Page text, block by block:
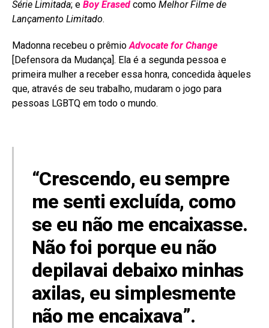
Série Limitada; e Boy Erased como Melhor Filme de
Lançamento Limitado.
Madonna recebeu o prêmioAdvocate for Change
[Defensora da Mudança]. Ela é a segunda pessoa e
primeira mulher a receber essa honra, concedida àqueles
que, através de seu trabalho, mudaram o jogo para
pessoas LGBTQ em todo o mundo.
“Crescendo, eu sempre
me senti excluída, como
se eu não me encaixasse.
Não foi porque eu não
depilavai debaixo minhas
axilas, eu simplesmente
não me encaixava”.